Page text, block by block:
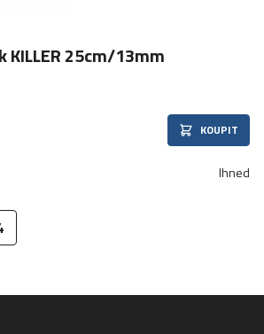
KILLER 25cm/13mm
KOUPIT
Ihned